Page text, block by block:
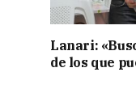
Lanari:
de los que